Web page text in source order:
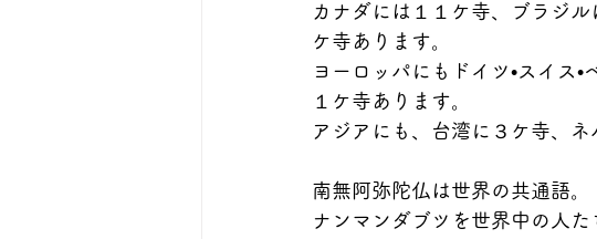
カナダには１１ケ寺、ブラジル
ケ寺あります。
ヨーロッパにもドイツ•スイス
１ケ寺あります。
アジアにも、台湾に３ケ寺、ネ
南無阿弥陀仏は世界の共通語。
ナンマンダブツを世界中の人た